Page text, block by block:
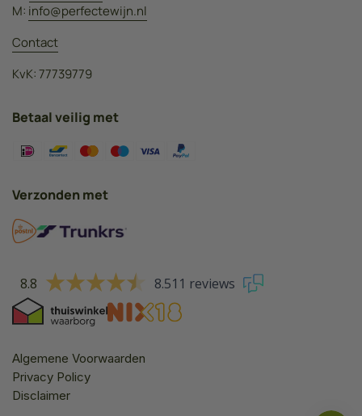
M: info@perfectewijn.nl
Contact
KvK: 77739779
Betaal veilig met
Verzonden met
8.8 8.511 reviews
Algemene Voorwaarden
Privacy Policy
Disclaimer